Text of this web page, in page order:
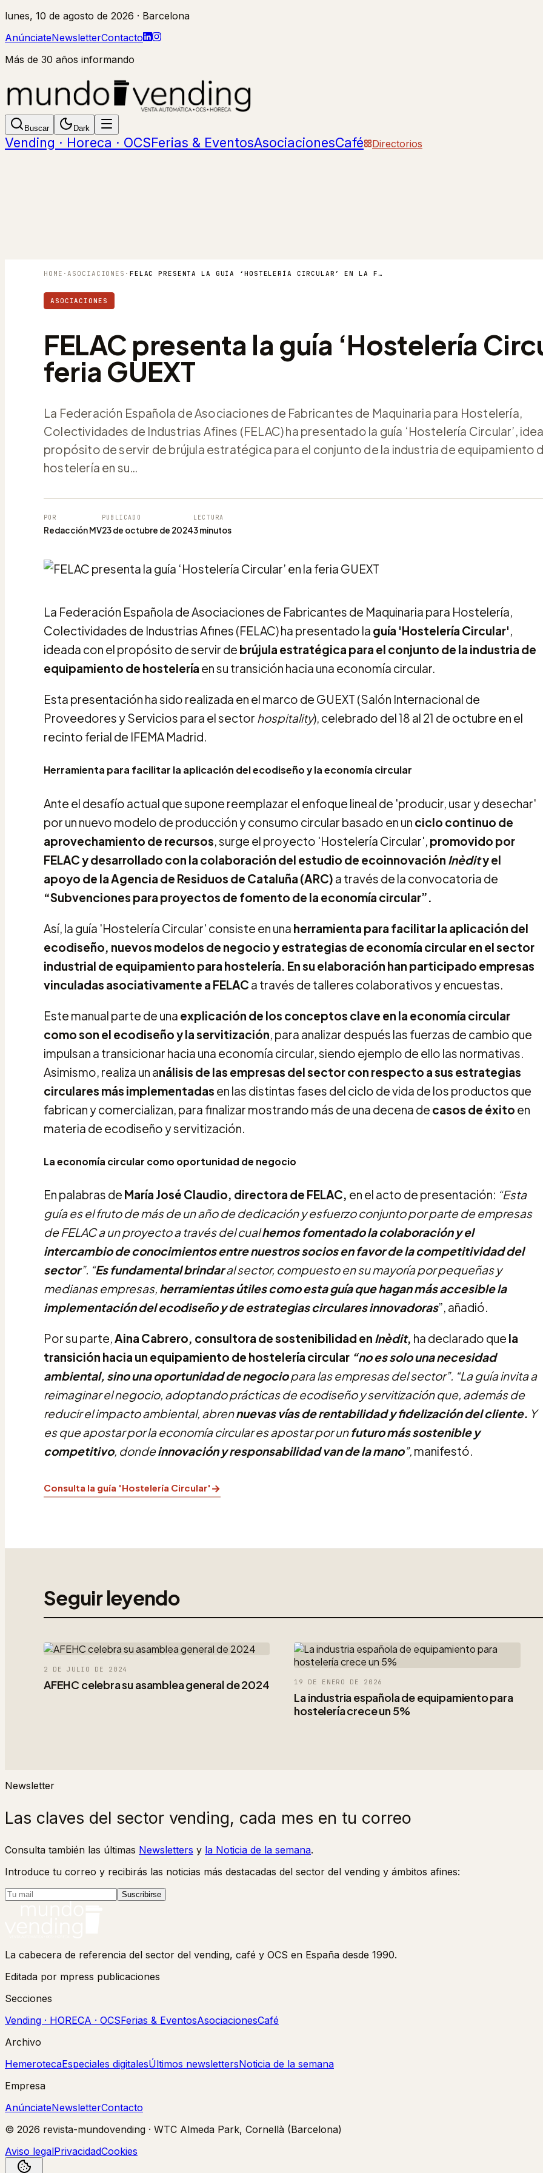
lunes, 10 de agosto de 2026 · Barcelona
AnúnciateNewsletterContacto
Más de 30 años informando
Buscar Dark
Vending · Horeca · OCSFerias & EventosAsociacionesCafé Directorios
HOME ·ASOCIACIONES · FELAC PRESENTA LA GUÍA ‘HOSTELERÍA CIRCULAR’ EN LA FERIA GUEXT
ASOCIACIONES
FELAC presenta la guía ‘Hostelería
feria GUEXT
La Federación Española de Asociaciones de Fabricantes de Maquinaria para Hostelería,
Colectividades de Industrias Afines (FELAC) ha presentado la guía ‘Hostelería Circular’,
propósito de servir de brújula estratégica para el conjunto de la industria de equipamiento
hostelería en su…
POR
Redacción MV
PUBLICADO
23 de octubre de 2024
LECTURA
3 minutos
La Federación Española de Asociaciones de Fabricantes de Maquinaria para Hostelería,
Colectividades de Industrias Afines (FELAC) ha presentado la guía 'Hostelería Circular',
ideada con el propósito de servir de brújula estratégica para el conjunto de la industria de
equipamiento de hostelería en su transición hacia una economía circular.
Esta presentación ha sido realizada en el marco de GUEXT (Salón Internacional de
Proveedores y Servicios para el sector hospitality), celebrado del 18 al 21 de octubre en el
recinto ferial de IFEMA Madrid.
Herramienta para facilitar la aplicación del ecodiseño y la economía circular
Ante el desafío actual que supone reemplazar el enfoque lineal de 'producir, usar y desechar'
por un nuevo modelo de producción y consumo circular basado en un ciclo continuo de
aprovechamiento de recursos, surge el proyecto 'Hostelería Circular', promovido por
FELAC y desarrollado con la colaboración del estudio de ecoinnovación Inèdity el
apoyo de la Agencia de Residuos de Cataluña (ARC) a través de la convocatoria de
“Subvenciones para proyectos de fomento de la economía circular”.
Así, la guía 'Hostelería Circular' consiste en una herramienta para facilitar la aplicación del
ecodiseño, nuevos modelos de negocio y estrategias de economía circular en el sector
industrial de equipamiento para hostelería. En su elaboración han participado empresas
vinculadas asociativamente a FELAC a través de talleres colaborativos y encuestas.
Este manual parte de una explicación de los conceptos clave en la economía circular
como son el ecodiseño y la servitización, para analizar después las fuerzas de cambio que
impulsan a transicionar hacia una economía circular, siendo ejemplo de ello las normativas.
Asimismo, realiza un análisis de las empresas del sector con respecto a sus estrategias
circulares más implementadas en las distintas fases del ciclo de vida de los productos que
fabrican y comercializan, para finalizar mostrando más de una decena de casos de éxito en
materia de ecodiseño y servitización.
La economía circular como oportunidad de negocio
En palabras de María José Claudio, directora de FELAC, en el acto de presentación: “Esta
guía es el fruto de más de un año de dedicación y esfuerzo conjunto por parte de empresas
de FELAC a un proyecto a través del cualhemos fomentado la colaboración y el
intercambio de conocimientos entre nuestros socios en favor de la competitividad del
sector”. “Es fundamental brindaral sector, compuesto en su mayoría por pequeñas y
medianas empresas, herramientas útiles como esta guía que hagan más accesible la
implementación del ecodiseño y de estrategias circulares innovadoras”, añadió.
Por su parte,Aina Cabrero, consultora de sostenibilidad en Inèdit, ha declarado que la
transición hacia un equipamiento de hostelería circular “no es solo una necesidad
ambiental, sino una oportunidad de negociopara las empresas del sector”. “La guía invita a
reimaginar el negocio, adoptando prácticas de ecodiseño y servitización que, además de
reducir el impacto ambiental, abrennuevas vías de rentabilidad y fidelización del cliente. Y
es que apostar por la economía circular es apostar por unfuturo más sostenible y
competitivo, dondeinnovación y responsabilidad van de la mano”, manifestó.
Consulta la guía 'Hostelería Circular' →
Seguir leyendo
2 DE JULIO DE 2024
AFEHC celebra su asamblea general de 2024 19 DE ENERO DE 2026
La industria española de equipamiento para
hostelería crece un 5%
Newsletter
Las claves del sector vending, cada mes en tu correo
Consulta también las últimas Newsletters y la Noticia de la semana.
Introduce tu correo y recibirás las noticias más destacadas del sector del vending y ámbitos afines:
Suscribirse
La cabecera de referencia del sector del vending, café y OCS en España desde 1990.
Editada por mpress publicaciones
Secciones
Vending · HORECA · OCSFerias & EventosAsociacionesCafé
Archivo
HemerotecaEspeciales digitalesÚltimos newslettersNoticia de la semana
Empresa
AnúnciateNewsletterContacto
© 2026 revista-mundovending · WTC Almeda Park, Cornellà (Barcelona)
Aviso legalPrivacidadCookies